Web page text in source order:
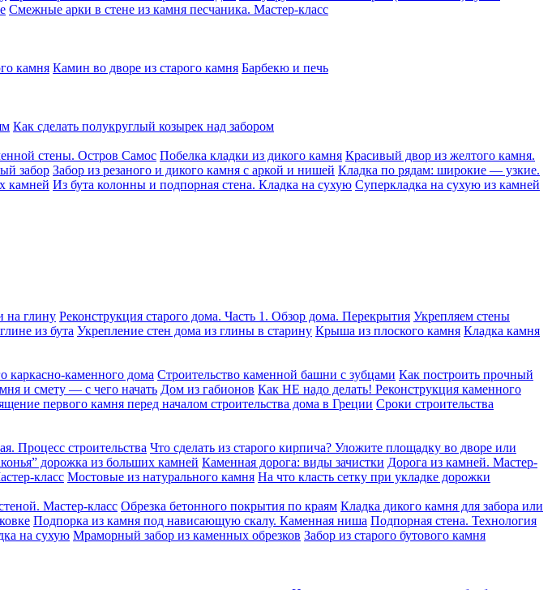
Смежные арки в стене из камня песчаника. Мастер-класс
камня Камин во дворе из старого камня Барбекю и печь
Как сделать полукруглый козырек над забором
стены. Остров Самос Побелка кладки из дикого камня Красивый двор из желтого камня.
забор Забор из резаного и дикого камня с аркой и нишей Кладка по рядам: широкие — узкие.
камней Из бута колонны и подпорная стена. Кладка на сухую Суперкладка на сухую из камней
на глину Реконструкция старого дома. Часть 1. Обзор дома. Перекрытия Укрепляем стены
из бута Укрепление стен дома из глины в старину Крыша из плоского камня Кладка камня
каркасно-каменного дома Строительство каменной башни с зубцами Как построить прочный
и смету — с чего начать Дом из габионов Как НЕ надо делать! Реконструкция каменного
первого камня перед началом строительства дома в Греции Сроки строительства
Процесс строительства Что сделать из старого кирпича? Уложите площадку во дворе или
дорожка из больших камней Каменная дорога: виды зачистки Дорога из камней. Мастер-
класс Мостовые из натурального камня На что класть сетку при укладке дорожки
Мастер-класс Обрезка бетонного покрытия по краям Кладка дикого камня для забора или
Подпорка из камня под нависающую скалу. Каменная ниша Подпорная стена. Технология
на сухую Мраморный забор из каменных обрезков Забор из старого бутового камня